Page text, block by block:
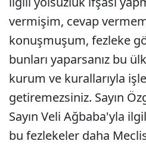
vermişim, cevap
konuşmuşum, fezleke
bunları yaparsanız bu
kurum ve kurallarıyla
getiremezsiniz. Sayın
Sayın Veli Ağbaba'yla
bu fezlekeler daha